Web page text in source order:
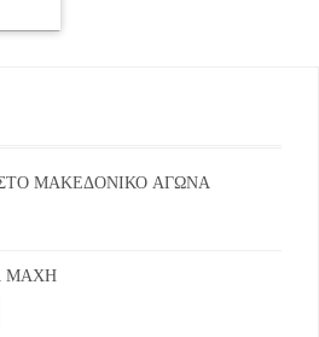
ΜΑΚΕΔΟΝΙΚΟ ΑΓΩΝΑ
ΜΑΧΗ